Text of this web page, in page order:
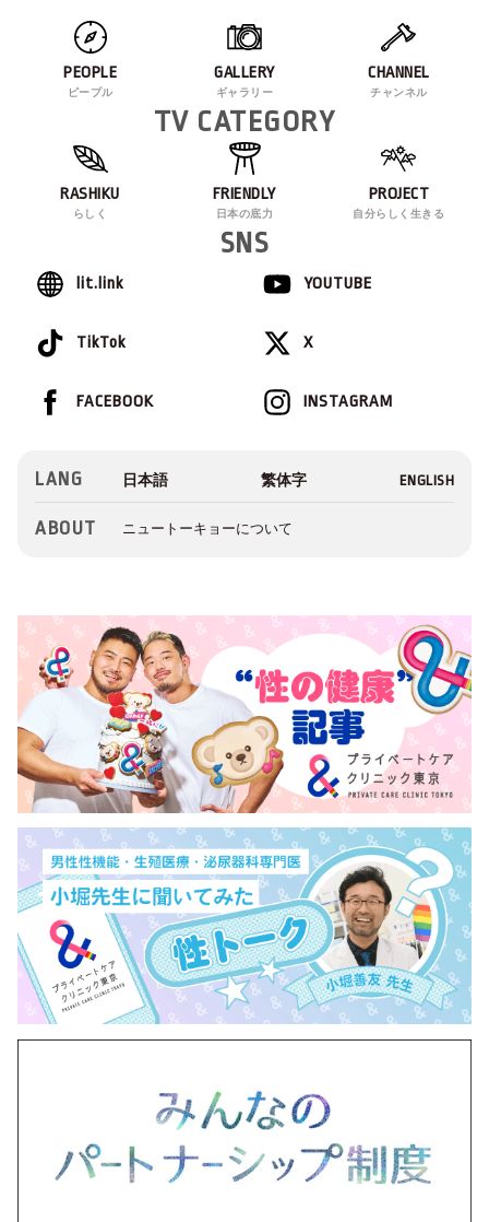
PEOPLE
ピープル
GALLERY
ギャラリー
CHANNEL
チャンネル
TV CATEGORY
RASHIKU
らしく
FRIENDLY
日本の底力
PROJECT
自分らしく生きる
SNS
lit.link YOUTUBE
TikTok X
INSTAGRAM
FACEBOOK
LANG
ABOUT ニュートーキョーについて